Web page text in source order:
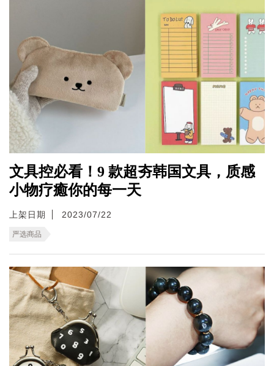
文具控必看！9 款超夯韩国文具，质感
小物疗癒你的每一天
上架日期 2023/07/22
严选商品